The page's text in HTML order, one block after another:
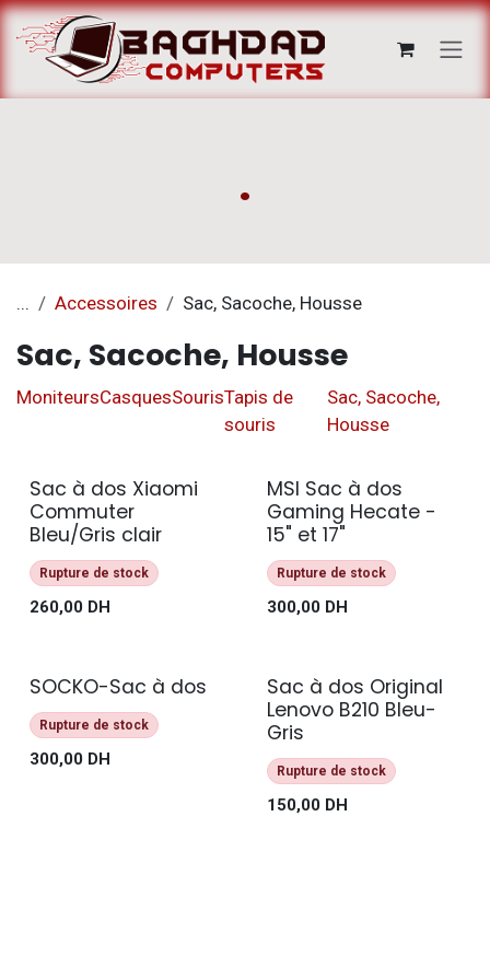
Se rendre au contenu
.
... Accessoires Sac, Sacoche, Housse
Sac, Sacoche, Housse
MoniteursCasquesSourisTapis de
souris
Sac, Sacoche,
Housse
Sac à dos Xiaomi
Commuter
Bleu/Gris clair
260,00 DH
Rupture de stock
Archive
MSI Sac à dos
Gaming Hecate -
15" et 17"
300,00DH
Rupture de stock
Archive
SOCKO-Sac à dos
300,00 DH
Rupture de stock Prix Exclusive !
Sac à dos Original
Lenovo B210 Bleu-
Gris
150,00DH
Rupture de stock